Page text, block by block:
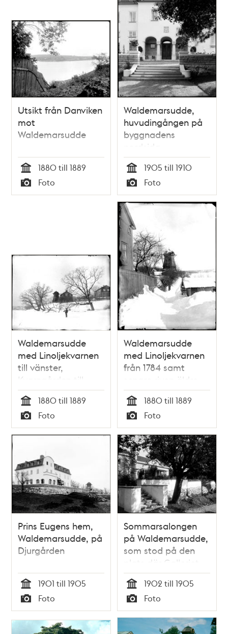
Utsikt från Danviken
mot
Waldemarsudde
Tid
1880 till 1889
Typ
Foto
Waldemarsudde,
huvudingången på
byggnadens
nordsida
Tid
1905 till 1910
Typ
Foto
Waldemarsudde
med Linoljekvarnen
till vänster,
Kvarngården till
höger samt en på
1800-talet riven
byggnad
Tid
1880 till 1889
Typ
Foto
Waldemarsudde
med Linoljekvarnen
från 1784 samt
senare riven äldre
bebyggelse
Tid
1880 till 1889
Typ
Foto
Prins Eugens hem,
Waldemarsudde, på
Djurgården
Tid
1901 till 1905
Typ
Foto
Sommarsalongen
på Waldemarsudde,
som stod på den
plats där Galleriet
byggdes 1913.
Tid
1902 till 1905
Typ
Foto